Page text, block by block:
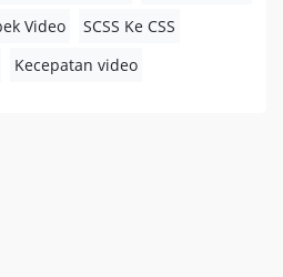
Video
SCSS Ke CSS
Kecepatan video